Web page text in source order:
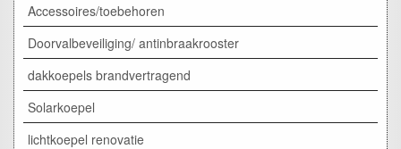
Accessoires/toebehoren
Doorvalbeveiliging/ antinbraakrooster
dakkoepels brandvertragend
Solarkoepel
lichtkoepel renovatie